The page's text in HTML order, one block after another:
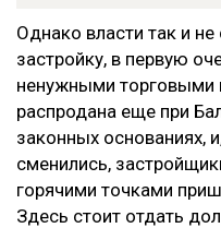
Однако власти так и
застройку, в первую
ненужными торговыми
распродана еще при
законных основаниях,
сменились,
горячими точками
Здесь стоит отдать